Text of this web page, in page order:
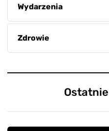
Wydarzenia
Zdrowie